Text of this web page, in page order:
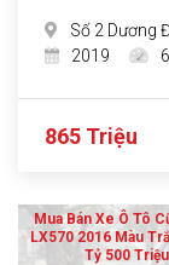
Số 2 Dương
2019
865 Triệu
Mua Bán Xe Ô Tô
LX570 2016 Màu
Tỷ 500 Triệu